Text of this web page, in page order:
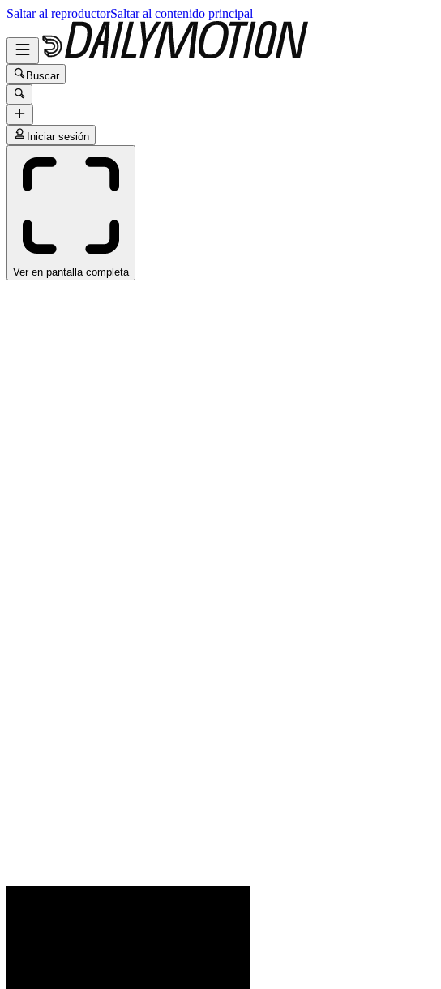
Saltar al reproductorSaltar al contenido principal
Buscar
Iniciar sesión
Ver en pantalla completa